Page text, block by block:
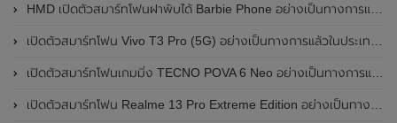
HMD เปิดตัวสมาร์ทโฟนฝาพับได้ Barbie Phone อย่างเป็นทางการแล้ว มาพร้อมธีมสีชมพูสดใส
เปิดตัวสมาร์ทโฟน Vivo T3 Pro (5G) อย่างเป็นทางการแล้วในประเทศอินเดีย
เปิดตัวสมาร์ทโฟนเกมมิ่ง TECNO POVA 6 Neo อย่างเป็นทางการแล้วในประเทศไทย ในราคา 8,499 บาท
เปิดตัวสมาร์ทโฟน Realme 13 Pro Extreme Edition อย่างเป็นทางการแล้วในประเทศจีน